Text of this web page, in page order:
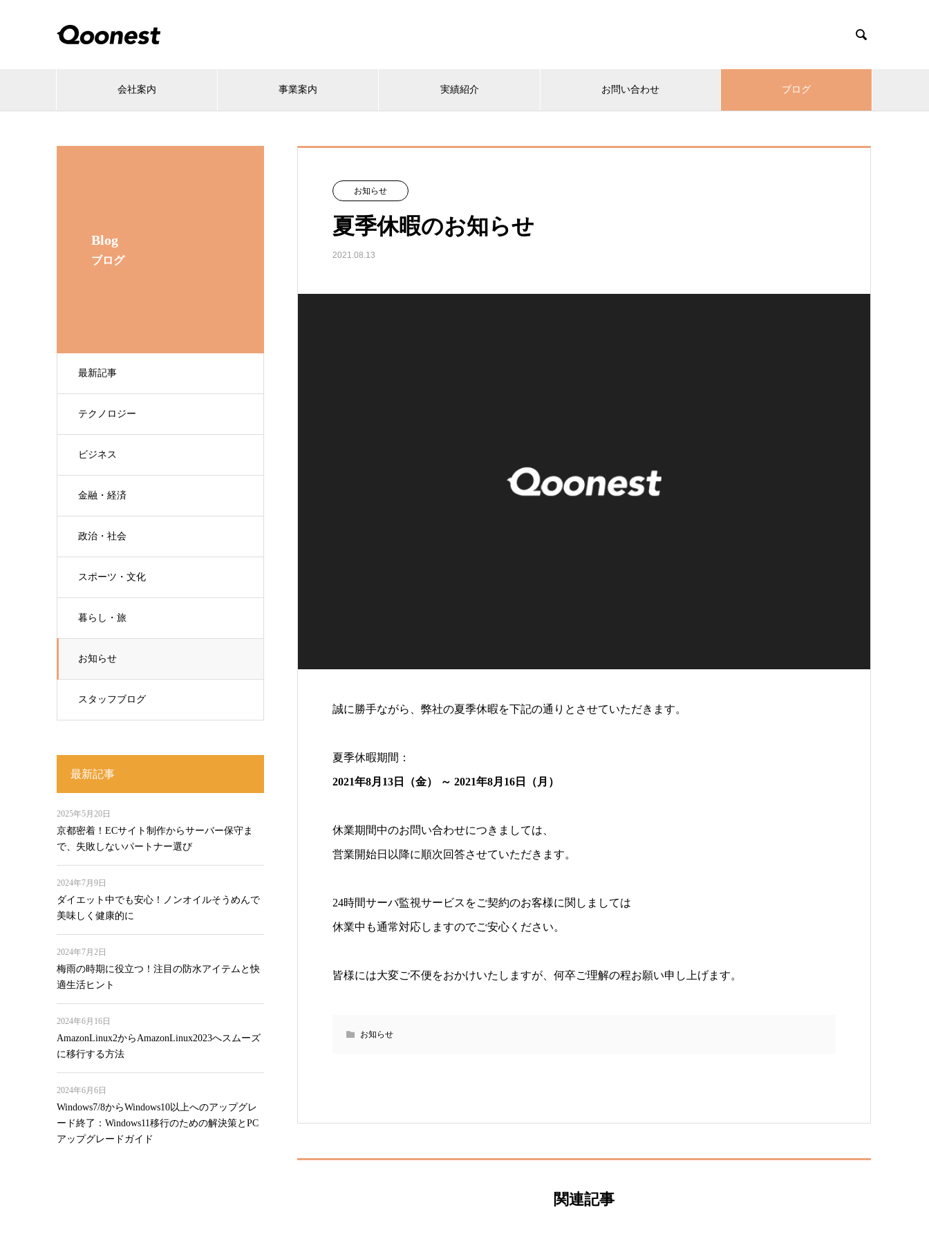

会社案内 事業案内 実績紹介 お問い合わせ ブログ
Blog
ブログ
最新記事
テクノロジー
ビジネス
金融・経済
政治・社会
スポーツ・文化
暮らし・旅
お知らせ
スタッフブログ
お知らせ
夏季休暇のお知らせ
2021.08.13
誠に勝手ながら、弊社の夏季休暇を下記の通りとさせていただきます。
夏季休暇期間：
2021年8月13日（金） ～ 2021年8月16日（月）
休業期間中のお問い合わせにつきましては、
営業開始日以降に順次回答させていただきます。
24時間サーバ監視サービスをご契約のお客様に関しましては
休業中も通常対応しますのでご安心ください。
皆様には大変ご不便をおかけいたしますが、何卒ご理解の程お願い申し上げます。
お知らせ
関連記事
最新記事
京都密着！ECサイト制作からサーバー保守ま
で、失敗しないパートナー選び
2025年5月20日
ダイエット中でも安心！ノンオイルそうめんで
美味しく健康的に
2024年7月9日
梅雨の時期に役立つ！注目の防水アイテムと快
適生活ヒント
2024年7月2日
AmazonLinux2からAmazonLinux2023へスムーズ
に移行する方法
2024年6月16日
Windows7/8からWindows10以上へのアップグレ
ード終了：Windows11移行のための解決策とPC
アップグレードガイド
2024年6月6日